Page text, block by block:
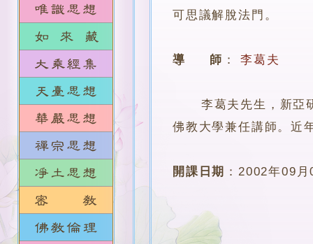
可思議解脫法門。
導 師 ： 李葛夫
李葛夫先生，新亞研
佛教大學兼任講師。近
開課日期 ：2002年09月